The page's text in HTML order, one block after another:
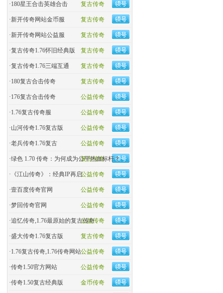
复古传奇
·180星王合击英雄合击
复古传奇
·新开传奇网站金币服
复古传奇
·新开传奇网站公益服
复古传奇
·复古传奇1.76怀旧经典版
复古传奇
·复古传奇1.76三端互通
复古传奇
·180复古合击传奇
公益传奇
·176复古合击传奇
公益传奇
·1.76复古传奇服
公益传奇
·山河传奇1.76复古版
公益传奇
·老兵传奇1.76复古
复古传奇
·绿色 1.70 传奇：为何成为公平热血标杆？
公益传奇
· 《江山传奇》：经典IP再启
公益传奇
·壹百度传奇官网
公益传奇
·梦回传奇官网
公益传奇
·追忆传奇,1.76最原始的复古传奇
复古传奇
·盛大传奇1.76复古版
公益传奇
·1.76复古传奇,1.76传奇网站
公益传奇
·传奇1.50官方网站
金币传奇
·传奇1.50复古经典版